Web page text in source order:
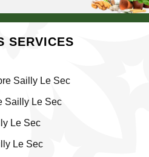
SERVICES
Sailly Le Sec
Sailly Le Sec
Le Sec
Le Sec